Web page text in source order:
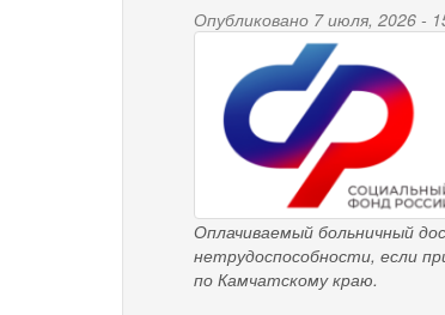
социальных
программ
(проектов)
на
территории
городского
округа
«посёлок
Палана»
Опубликовано 7 июля, 2026 -
Оплачиваемый больничный
нетрудоспособности, если
по Камчатскому краю.